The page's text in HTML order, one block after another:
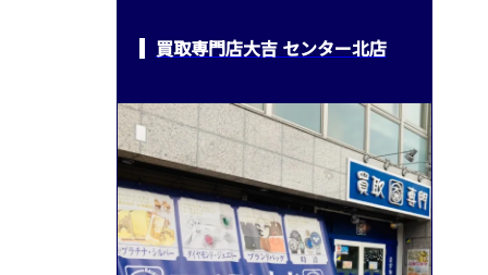
買取専門店大吉 センター北店